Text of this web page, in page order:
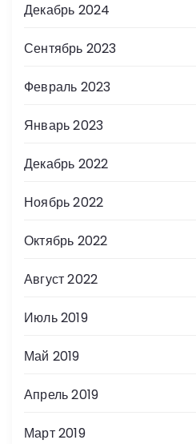
Декабрь 2024
Сентябрь 2023
Февраль 2023
Январь 2023
Декабрь 2022
Ноябрь 2022
Октябрь 2022
Август 2022
Июль 2019
Май 2019
Апрель 2019
Март 2019